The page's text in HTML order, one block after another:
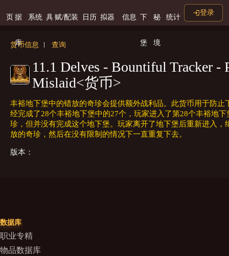
页 据
库
系统 具 赋/配装 日历 拟器 信息 下
堡
秘
境
统计
登录
货币信息 查询
11.1 Delves - Bountiful Tracker -
Mislaid<货币>
丰裕地下堡中的错放的奇珍会提供额外战利品。此货币用于防止
经完成了28个丰裕地下堡中的27个，玩家进入了第28个丰裕地
珍，但并没有完成这个地下堡。玩家离开了地下堡后重新进入，
放的奇珍，然后在没有限制的情况下一直重复下去。
版本：
数据库
职业专精
物品数据库